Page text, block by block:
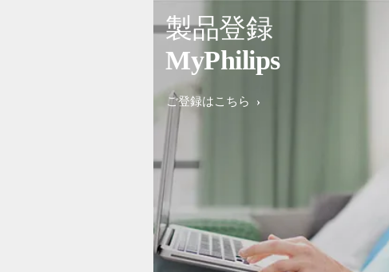
製品登録
MyPhilips
ご登録はこちら